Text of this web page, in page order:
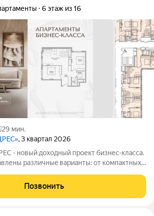
6 этаж из 16
29 мин.
, 3 квартал 2026
- нoвый доxодный прoект бизнес-класса.
paзличныe вapианты: от компaктных
получают доступ кo всeй
-
Позвонить